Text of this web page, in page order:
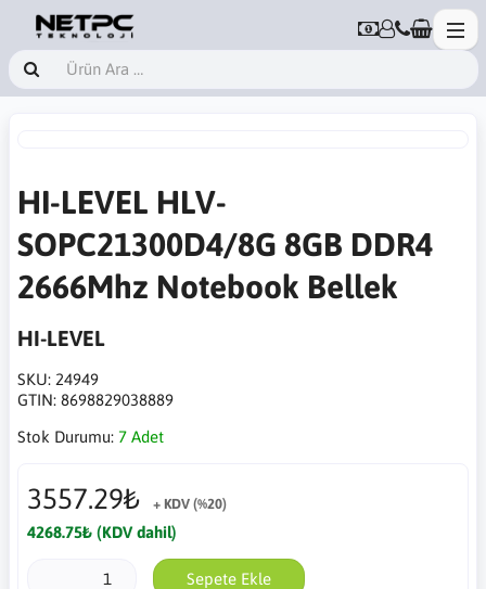
HI-LEVEL HLV-
SOPC21300D4/8G 8GB DDR4
2666Mhz Notebook Bellek
HI-LEVEL
SKU: 24949
GTIN: 8698829038889
Stok Durumu: 7 Adet
3557.29₺ + KDV (%20)
4268.75₺ (KDV dahil)
Sepete Ekle